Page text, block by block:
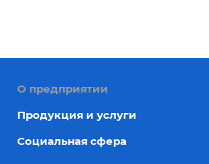
О предприятии
Продукция и услуги
Социальная сфера